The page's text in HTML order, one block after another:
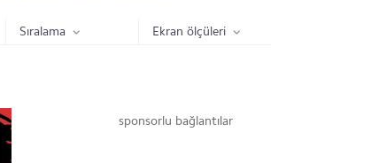
Sıralama Ekran ölçüleri
sponsorlu bağlantılar